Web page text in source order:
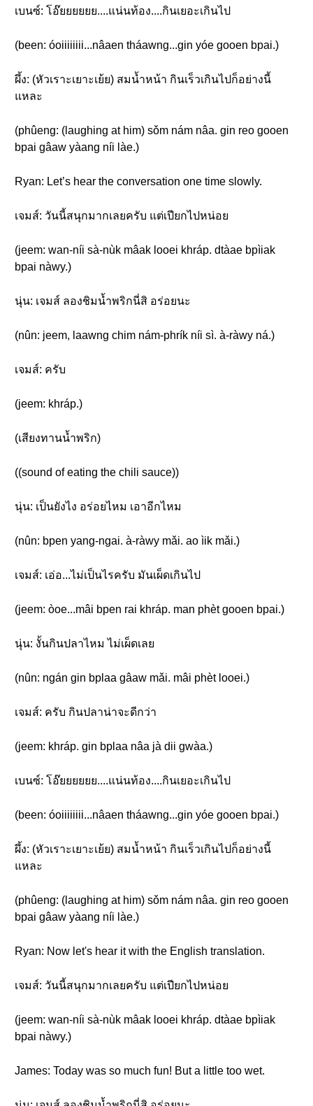
เบนซ์: โอ๊ยยยยยย....แน่นท้อง....กินเยอะเกินไป
(been: óoiiiiiiii...nâaen tháawng...gin yóe gooen bpai.)
ผึ้ง: (หัวเราะเยาะเย้ย) สมน้ำหน้า กินเร็วเกินไปก็อย่างนี้
แหละ
(phûeng: (laughing at him) sǒm nám nâa. gin reo gooen
bpai gâaw yàang níi làe.)
Ryan: Let’s hear the conversation one time slowly.
เจมส์: วันนี้สนุกมากเลยครับ แต่เปียกไปหน่อย
(jeem: wan-níi sà-nùk mâak looei khráp. dtàae bpìiak
bpai nàwy.)
นุ่น: เจมส์ ลองชิมน้ำพริกนี่สิ อร่อยนะ
(nûn: jeem, laawng chim nám-phrík níi sì. à-ràwy ná.)
เจมส์: ครับ
(jeem: khráp.)
(เสียงทานน้ำพริก)
((sound of eating the chili sauce))
นุ่น: เป็นยังไง อร่อยไหม เอาอีกไหม
(nûn: bpen yang-ngai. à-ràwy mǎi. ao ìik mǎi.)
เจมส์: เอ่อ...ไม่เป็นไรครับ มันเผ็ดเกินไป
(jeem: òoe...mâi bpen rai khráp. man phèt gooen bpai.)
นุ่น: งั้นกินปลาไหม ไม่เผ็ดเลย
(nûn: ngán gin bplaa gâaw mǎi. mâi phèt looei.)
เจมส์: ครับ กินปลาน่าจะดีกว่า
(jeem: khráp. gin bplaa nâa jà dii gwàa.)
เบนซ์: โอ๊ยยยยยย....แน่นท้อง....กินเยอะเกินไป
(been: óoiiiiiiii...nâaen tháawng...gin yóe gooen bpai.)
ผึ้ง: (หัวเราะเยาะเย้ย) สมน้ำหน้า กินเร็วเกินไปก็อย่างนี้
แหละ
(phûeng: (laughing at him) sǒm nám nâa. gin reo gooen
bpai gâaw yàang níi làe.)
Ryan: Now let's hear it with the English translation.
เจมส์: วันนี้สนุกมากเลยครับ แต่เปียกไปหน่อย
(jeem: wan-níi sà-nùk mâak looei khráp. dtàae bpìiak
bpai nàwy.)
James: Today was so much fun! But a little too wet.